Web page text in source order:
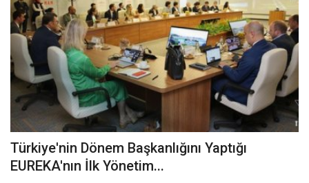
Yazılımlar
Bilgiler
Veritabanı
Türkiye'nin Dönem Başkanlığını Yaptığı
EUREKA'nın İlk Yönetim...